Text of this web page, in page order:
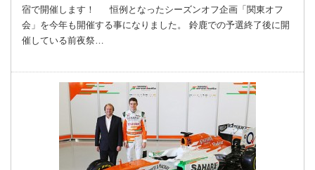
宿で開催します！ 恒例となったシーズンオフ企画「関東オフ
会」を今年も開催する事になりました。 鈴鹿での予選終了後に開
催している前夜祭…